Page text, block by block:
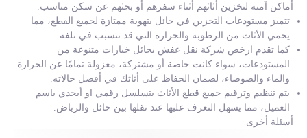
أماكن آمنة لتخزين أثاثهم أثناء سفرهم أو بحثهم عن سكن مناسب.
تتميز مستودعات التخزين في حائل بتهوية ممتازة لجميع القطع، مما
يحمي الأثاث من الرطوبة والحرارة التي قد تتسبب في تلفه.
كما تقدم ارخص شركة نقل عفش بحائل خيارات متنوعة من
المستودعات، سواء كانت خاصة أو مشتركة، معزولة تمامًا عن الحرارة
والماء والضوضاء، لضمان الحفاظ على أثاثك في أفضل حالاته.
يتم تنظيم وترقيم جميع قطع الأثاث بتسلسل رقمي او أبجدي باسم
العميل، مما يسهل التعرف عليها عند نقلها بين حائل والرياض.
أسئلة أخرى